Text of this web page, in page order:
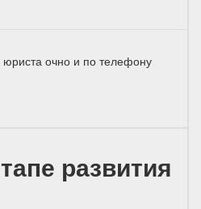
юриста очно и по телефону
развития